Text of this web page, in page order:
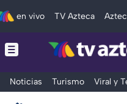
en vivo TV Azteca
Noticias Turismo Viral y